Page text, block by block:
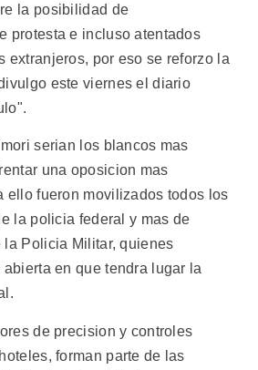
la posibilidad de
protesta e incluso atentados
extranjeros, por eso se reforzo la
este viernes el diario
serian los blancos mas
una oposicion mas
ello fueron movilizados todos los
la policia federal y mas de
la Policia Militar, quienes
en que tendra lugar la
de precision y controles
forman parte de las